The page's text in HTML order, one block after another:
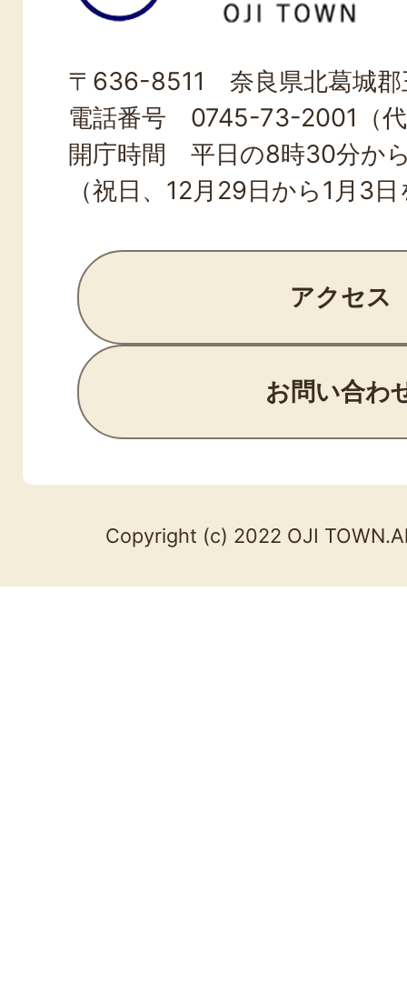
町
TOWN
〒636-8511 奈良県北葛城郡
電話番号 0745-73-2001（
開庁時間 平日の8時30分か
（祝日、12月29日から1月3
アクセス
お問い合わ
Copyright (c) 2022 OJI